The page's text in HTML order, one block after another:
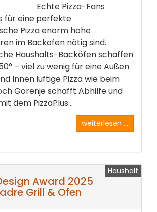
Echte Pizza-Fans
für eine perfekte
Pizza enorm hohe
im Backofen nötig sind.
Haushalts-Backöfen schaffen
– viel zu wenig für eine Außen
Innen luftige Pizza wie beim
Gorenje schafft Abhilfe und
dem PizzaPlus...
weiterlesen ...
Haushalt
Award 2025
Grill & Ofen